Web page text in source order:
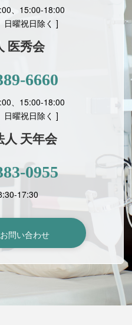
、15:00-18:00
日曜祝日除く ]
医秀会
6660
、15:00-18:00
日曜祝日除く ]
人 天年会
0955
17:30
問い合わせ